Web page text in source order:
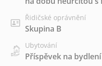
Řidičské oprávnění
Skupina B
Ubytování
Příspěvek na bydlení